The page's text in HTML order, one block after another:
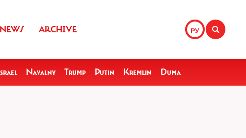
РУ
NEWS ARCHIVE
Navalny Trump Putin Kremlin Duma